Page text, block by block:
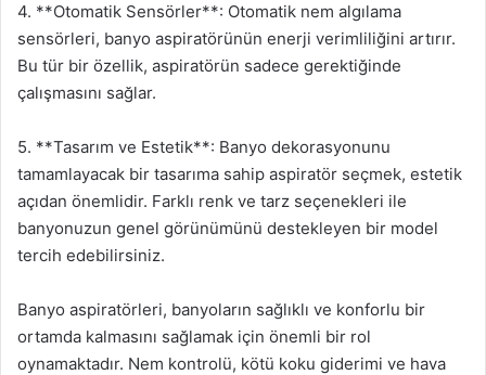
4. **Otomatik Sensörler**: Otomatik nem algılama
sensörleri, banyo aspiratörünün enerji verimliliğini artırır.
Bu tür bir özellik, aspiratörün sadece gerektiğinde
çalışmasını sağlar.
5. **Tasarım ve Estetik**: Banyo dekorasyonunu
tamamlayacak bir tasarıma sahip aspiratör seçmek, estetik
açıdan önemlidir. Farklı renk ve tarz seçenekleri ile
banyonuzun genel görünümünü destekleyen bir model
tercih edebilirsiniz.
Banyo aspiratörleri, banyoların sağlıklı ve konforlu bir
ortamda kalmasını sağlamak için önemli bir rol
oynamaktadır. Nem kontrolü, kötü koku giderimi ve hava